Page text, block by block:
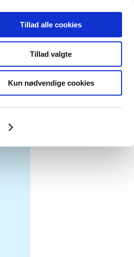
Tillad alle cookies
Tillad valgte
Kun nødvendige cookies